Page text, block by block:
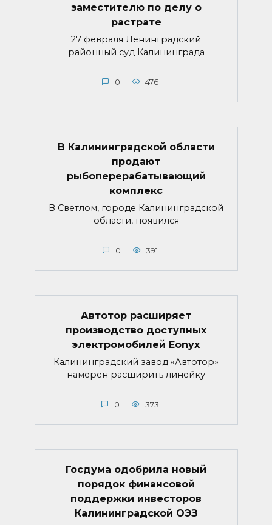
заместителю по делу о
растрате
27 февраля Ленинградский
районный суд Калининграда
0 476
В Калининградской области
продают
рыбоперерабатывающий
комплекс
В Светлом, городе Калининградской
области, появился
0 391
Автотор расширяет
производство доступных
электромобилей Eonyx
Калининградский завод «Автотор»
намерен расширить линейку
0 373
Госдума одобрила новый
порядок финансовой
поддержки инвесторов
Калининградской ОЭЗ